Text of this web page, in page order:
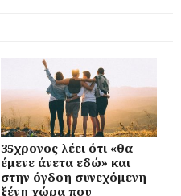
35χρονος λέει ότι «θα
έμενε άνετα εδώ» και
στην όγδοη συνεχόμενη
ξένη χώρα που